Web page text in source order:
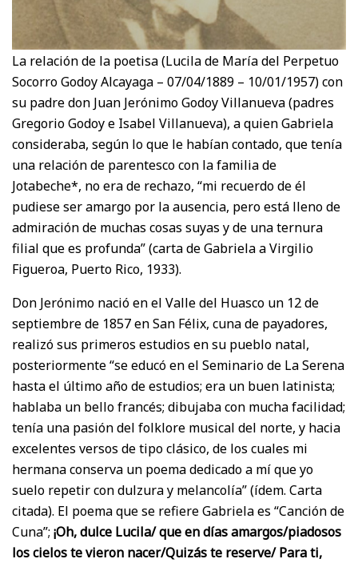
La relación de la poetisa (Lucila de María del Perpetuo
Socorro Godoy Alcayaga – 07/04/1889 – 10/01/1957) con
su padre don Juan Jerónimo Godoy Villanueva (padres
Gregorio Godoy e Isabel Villanueva), a quien Gabriela
consideraba, según lo que le habían contado, que tenía
una relación de parentesco con la familia de
Jotabeche*, no era de rechazo, “mi recuerdo de él
pudiese ser amargo por la ausencia, pero está lleno de
admiración de muchas cosas suyas y de una ternura
filial que es profunda” (carta de Gabriela a Virgilio
Figueroa, Puerto Rico, 1933).
Don Jerónimo nació en el Valle del Huasco un 12 de
septiembre de 1857 en San Félix, cuna de payadores,
realizó sus primeros estudios en su pueblo natal,
posteriormente “se educó en el Seminario de La Serena
hasta el último año de estudios; era un buen latinista;
hablaba un bello francés; dibujaba con mucha facilidad;
tenía una pasión del folklore musical del norte, y hacia
excelentes versos de tipo clásico, de los cuales mi
hermana conserva un poema dedicado a mí que yo
suelo repetir con dulzura y melancolía” (ídem. Carta
citada). El poema que se refiere Gabriela es “Canción de
Cuna”; ¡Oh, dulce Lucila/ que en días amargos/piadosos
los cielos te vieron nacer/Quizás te reserve/ Para ti,